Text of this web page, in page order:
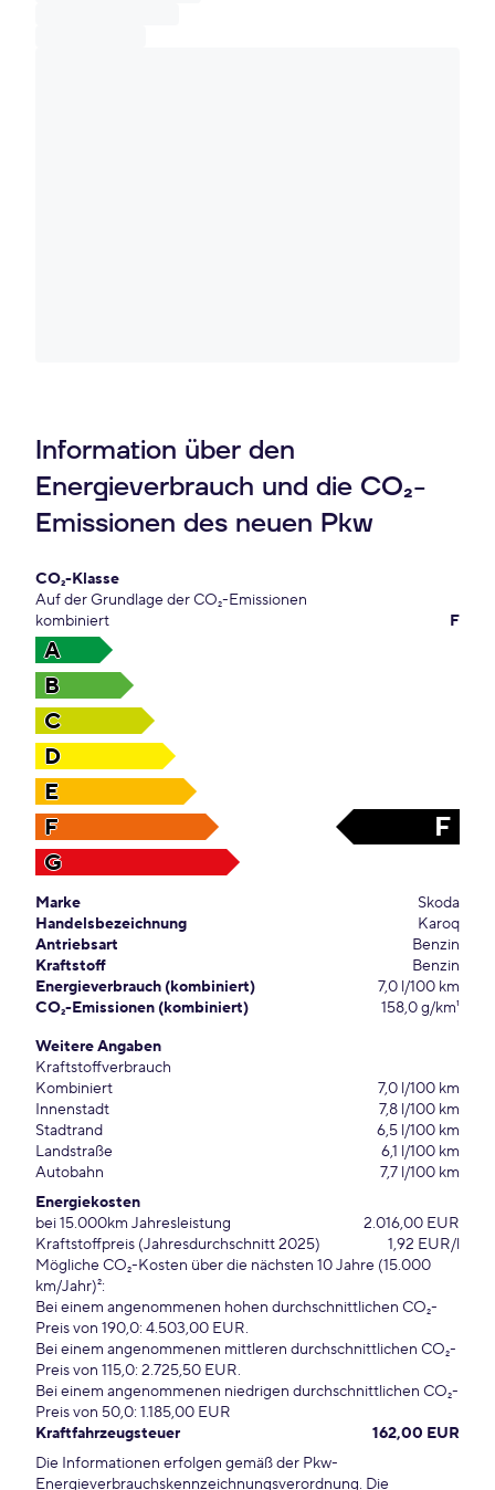
Information über den
Energieverbrauch und die CO₂-
Emissionen des neuen Pkw
CO₂-Klasse
Auf der Grundlage der CO₂-Emissionen
kombiniert
F
A
B
C
D
E
F
F
G
Marke
Skoda
Handelsbezeichnung
Karoq
Antriebsart
Benzin
Kraftstoff
Benzin
Energieverbrauch (kombiniert)
7,0 l/100 km
CO₂-Emissionen (kombiniert)
158,0 g/km¹
Weitere Angaben
Kraftstoffverbrauch
Kombiniert
7,0 l/100 km
Innenstadt
7,8 l/100 km
Stadtrand
6,5 l/100 km
Landstraße
6,1 l/100 km
Autobahn
7,7 l/100 km
Energiekosten
bei 15.000km Jahresleistung
2.016,00 EUR
Kraftstoffpreis (Jahresdurchschnitt 2025)
1,92 EUR/l
Mögliche CO₂-Kosten über die nächsten 10 Jahre (15.000
km/Jahr)²:
Bei einem angenommenen hohen durchschnittlichen CO₂-
Preis von 190,0: 4.503,00 EUR.
Bei einem angenommenen mittleren durchschnittlichen CO₂-
Preis von 115,0: 2.725,50 EUR.
Bei einem angenommenen niedrigen durchschnittlichen CO₂-
Preis von 50,0: 1.185,00 EUR
Kraftfahrzeugsteuer
162,00 EUR
Die Informationen erfolgen gemäß der Pkw-
Energieverbrauchskennzeichnungsverordnung. Die